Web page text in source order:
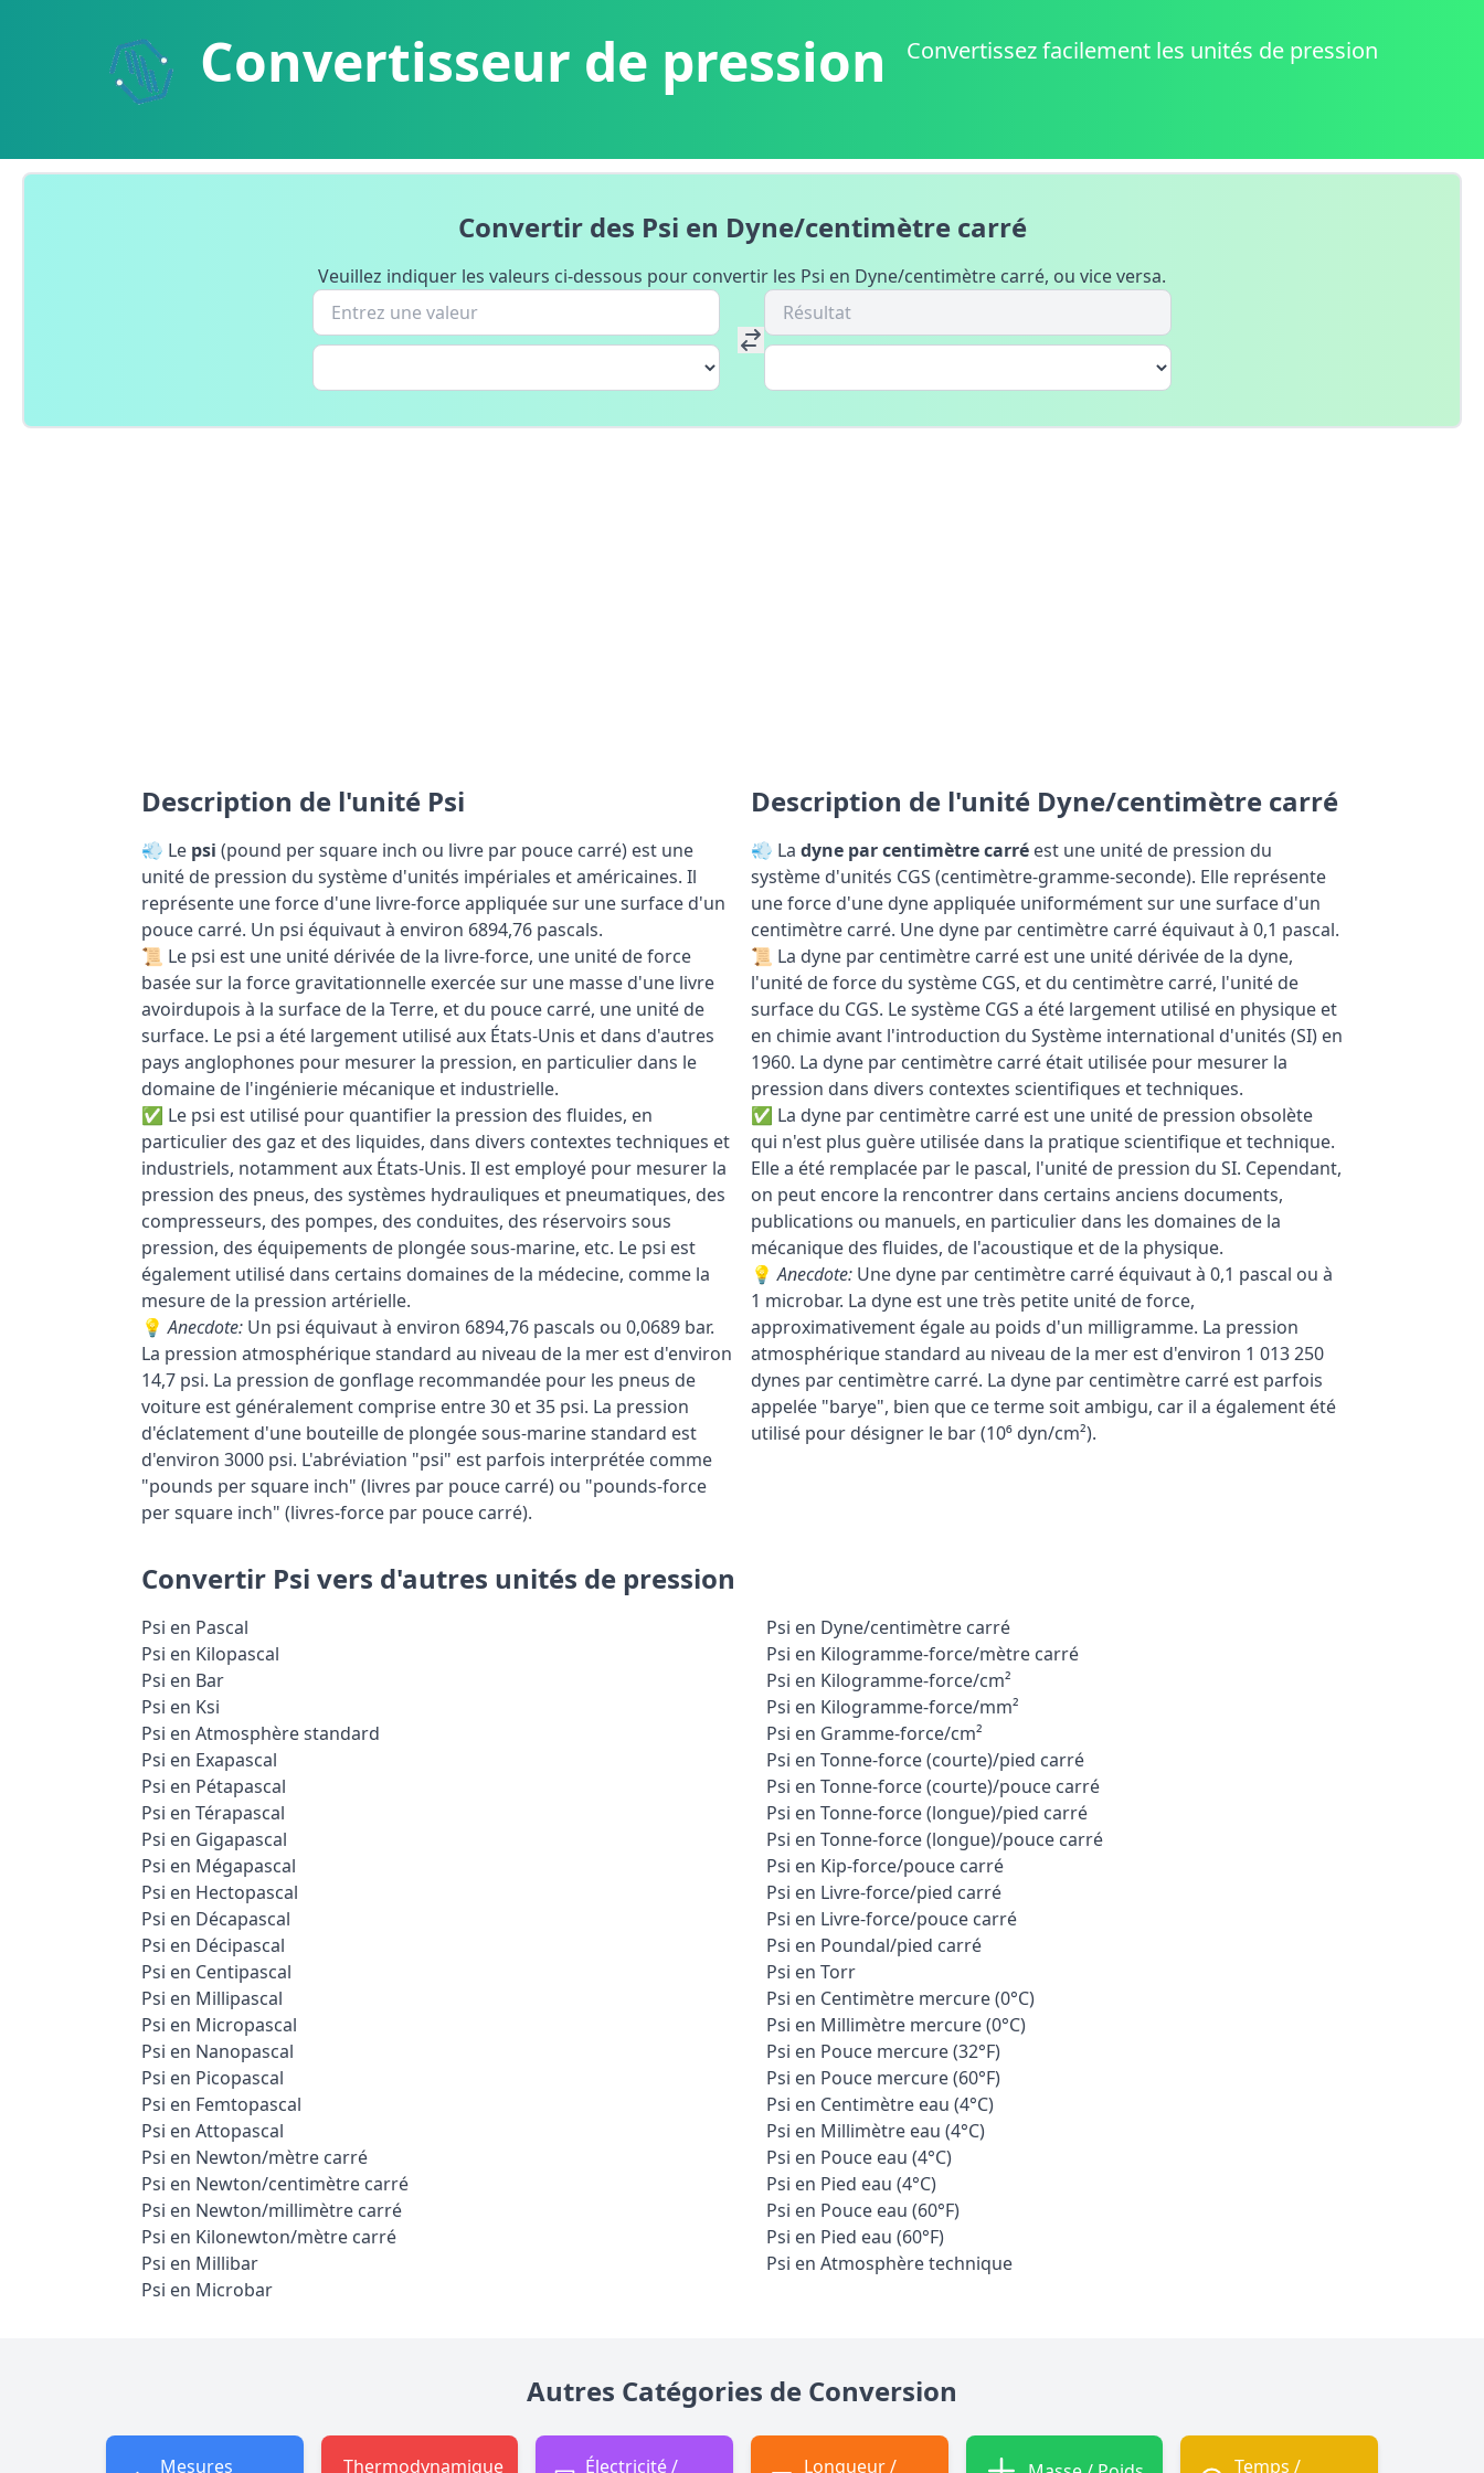
Convertisseur de pression Convertissez facilement les unités de pression
Convertir des Psi en Dyne/centimètre carré
Veuillez indiquer les valeurs ci-dessous pour convertir les Psi en Dyne/centimètre carré, ou vice versa.
Description de l'unité Psi
💨 Le psi (pound per square inch ou livre par pouce carré) est une
unité de pression du système d'unités impériales et américaines. Il
représente une force d'une livre-force appliquée sur une surface d'un
pouce carré. Un psi équivaut à environ 6894,76 pascals.
📜 Le psi est une unité dérivée de la livre-force, une unité de force
basée sur la force gravitationnelle exercée sur une masse d'une livre
avoirdupois à la surface de la Terre, et du pouce carré, une unité de
surface. Le psi a été largement utilisé aux États-Unis et dans d'autres
pays anglophones pour mesurer la pression, en particulier dans le
domaine de l'ingénierie mécanique et industrielle.
✅ Le psi est utilisé pour quantifier la pression des fluides, en
particulier des gaz et des liquides, dans divers contextes techniques et
industriels, notamment aux États-Unis. Il est employé pour mesurer la
pression des pneus, des systèmes hydrauliques et pneumatiques, des
compresseurs, des pompes, des conduites, des réservoirs sous
pression, des équipements de plongée sous-marine, etc. Le psi est
également utilisé dans certains domaines de la médecine, comme la
mesure de la pression artérielle.
💡Anecdote: Un psi équivaut à environ 6894,76 pascals ou 0,0689 bar.
La pression atmosphérique standard au niveau de la mer est d'environ
14,7 psi. La pression de gonflage recommandée pour les pneus de
voiture est généralement comprise entre 30 et 35 psi. La pression
d'éclatement d'une bouteille de plongée sous-marine standard est
d'environ 3000 psi. L'abréviation "psi" est parfois interprétée comme
"pounds per square inch" (livres par pouce carré) ou "pounds-force
per square inch" (livres-force par pouce carré).
Description de l'unité Dyne/centimètre carré
💨 La dyne par centimètre carré est une unité de pression du
système d'unités CGS (centimètre-gramme-seconde). Elle représente
une force d'une dyne appliquée uniformément sur une surface d'un
centimètre carré. Une dyne par centimètre carré équivaut à 0,1 pascal.
📜 La dyne par centimètre carré est une unité dérivée de la dyne,
l'unité de force du système CGS, et du centimètre carré, l'unité de
surface du CGS. Le système CGS a été largement utilisé en physique et
en chimie avant l'introduction du Système international d'unités (SI) en
1960. La dyne par centimètre carré était utilisée pour mesurer la
pression dans divers contextes scientifiques et techniques.
✅ La dyne par centimètre carré est une unité de pression obsolète
qui n'est plus guère utilisée dans la pratique scientifique et technique.
Elle a été remplacée par le pascal, l'unité de pression du SI. Cependant,
on peut encore la rencontrer dans certains anciens documents,
publications ou manuels, en particulier dans les domaines de la
mécanique des fluides, de l'acoustique et de la physique.
💡Anecdote: Une dyne par centimètre carré équivaut à 0,1 pascal ou à
1 microbar. La dyne est une très petite unité de force,
approximativement égale au poids d'un milligramme. La pression
atmosphérique standard au niveau de la mer est d'environ 1 013 250
dynes par centimètre carré. La dyne par centimètre carré est parfois
appelée "barye", bien que ce terme soit ambigu, car il a également été
utilisé pour désigner le bar (10⁶ dyn/cm²).
Convertir Psi vers d'autres unités de pression
Psi en Pascal
Psi en Kilopascal
Psi en Bar
Psi en Ksi
Psi en Atmosphère standard
Psi en Exapascal
Psi en Pétapascal
Psi en Térapascal
Psi en Gigapascal
Psi en Mégapascal
Psi en Hectopascal
Psi en Décapascal
Psi en Décipascal
Psi en Centipascal
Psi en Millipascal
Psi en Micropascal
Psi en Nanopascal
Psi en Picopascal
Psi en Femtopascal
Psi en Attopascal
Psi en Newton/mètre carré
Psi en Newton/centimètre carré
Psi en Newton/millimètre carré
Psi en Kilonewton/mètre carré
Psi en Millibar
Psi en Microbar
Psi en Dyne/centimètre carré
Psi en Kilogramme-force/mètre carré
Psi en Kilogramme-force/cm²
Psi en Kilogramme-force/mm²
Psi en Gramme-force/cm²
Psi en Tonne-force (courte)/pied carré
Psi en Tonne-force (courte)/pouce carré
Psi en Tonne-force (longue)/pied carré
Psi en Tonne-force (longue)/pouce carré
Psi en Kip-force/pouce carré
Psi en Livre-force/pied carré
Psi en Livre-force/pouce carré
Psi en Poundal/pied carré
Psi en Torr
Psi en Centimètre mercure (0°C)
Psi en Millimètre mercure (0°C)
Psi en Pouce mercure (32°F)
Psi en Pouce mercure (60°F)
Psi en Centimètre eau (4°C)
Psi en Millimètre eau (4°C)
Psi en Pouce eau (4°C)
Psi en Pied eau (4°C)
Psi en Pouce eau (60°F)
Psi en Pied eau (60°F)
Psi en Atmosphère technique
Autres Catégories de Conversion
Mesures Thermodynamique Électricité / Longueur / Temps /